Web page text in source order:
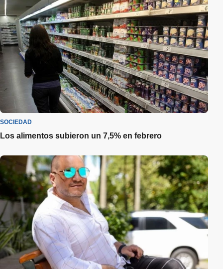
SOCIEDAD
Los alimentos subieron un 7,5% en febrero